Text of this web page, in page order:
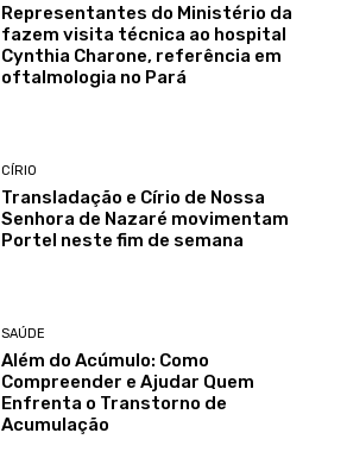
Representantes do Ministério da
fazem visita técnica ao hospital
Cynthia Charone, referência em
oftalmologia no Pará
CÍRIO
Transladação e Círio de Nossa
Senhora de Nazaré movimentam
Portel neste fim de semana
SAÚDE
Além do Acúmulo: Como
Compreender e Ajudar Quem
Enfrenta o Transtorno de
Acumulação